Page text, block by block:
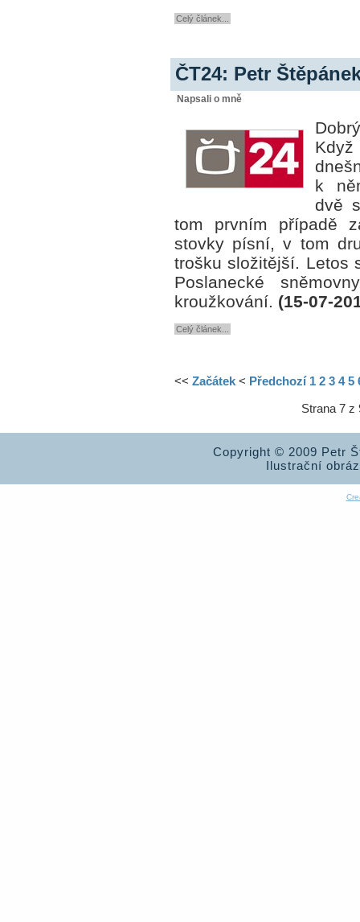
Celý článek...
ČT24: Petr
Napsali o mně
k
dvě
tom prvním případě
stovky písní, v tom
trošku složitější. Letos
Poslanecké
kroužkování. (15-07-
Celý článek...
<< Začátek < Předchozí 1 2 3 4 5
Strana 7 z
Copyright © 2009 Petr
Ilustrační